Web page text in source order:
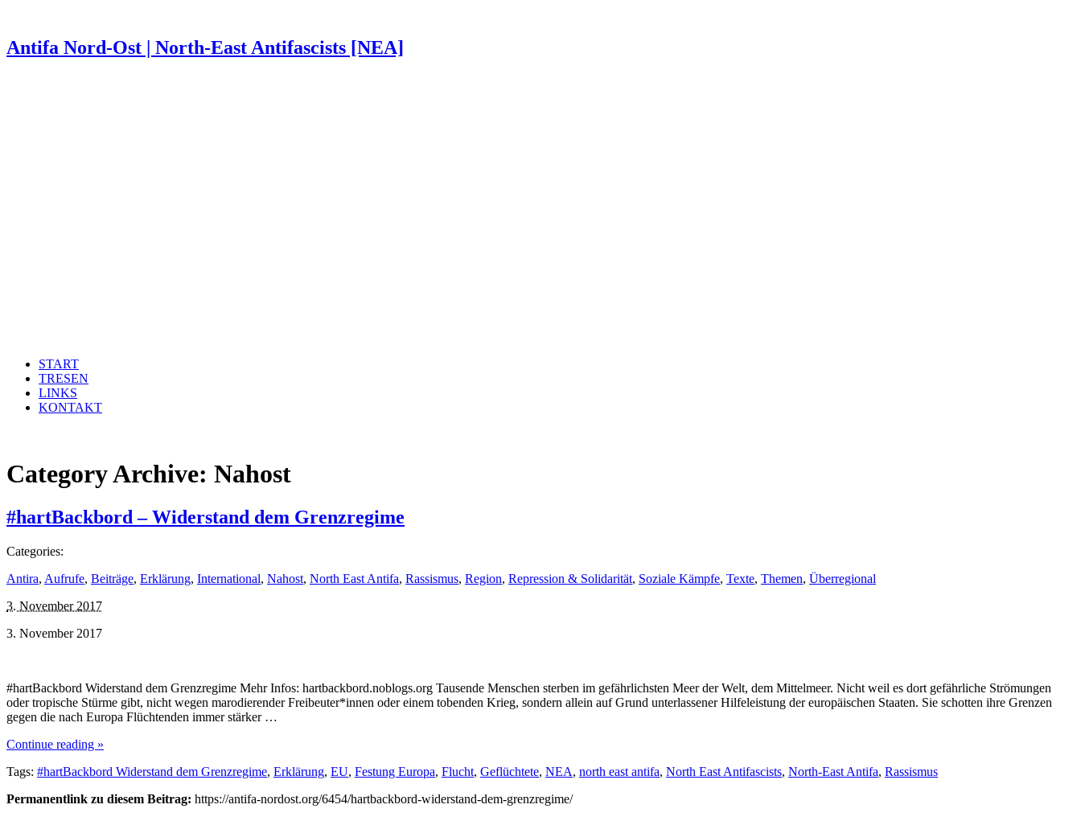
Antifa Nord-Ost | North-East Antifascists [NEA]
START
TRESEN
LINKS
KONTAKT
Category Archive: Nahost
#hartBackbord – Widerstand dem Grenzregime
Categories:
Antira, Aufrufe, Beiträge, Erklärung, International, Nahost, North East Antifa, Rassismus, Region, Repression & Solidarität, Soziale Kämpfe, Texte, Themen, Überregional
3. November 2017
3. November 2017
#hartBackbord Widerstand dem Grenzregime Mehr Infos: hartbackbord.noblogs.org Tausende Menschen sterben im gefährlichsten Meer der Welt, dem Mittelmeer. Nicht weil es dort gefährliche Strömungen
oder tropische Stürme gibt, nicht wegen marodierender Freibeuter*innen oder einem tobenden Krieg, sondern allein auf Grund unterlassener Hilfeleistung der europäischen Staaten. Sie schotten ihre Grenzen
gegen die nach Europa Flüchtenden immer stärker …
Continue reading »
Tags: #hartBackbord Widerstand dem Grenzregime, Erklärung, EU, Festung Europa, Flucht, Geflüchtete, NEA, north east antifa, North East Antifascists, North-East Antifa, Rassismus
Permanentlink zu diesem Beitrag: https://antifa-nordost.org/6454/hartbackbord-widerstand-dem-grenzregime/